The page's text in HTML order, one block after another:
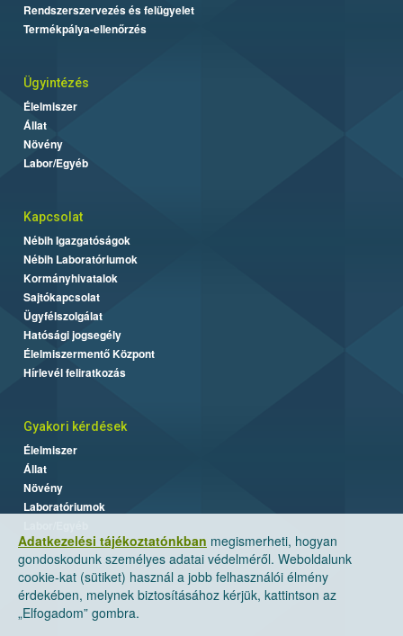
Adatkezelési tájékoztatónkban megismerheti, hogyan
gondoskodunk személyes adatai védelméről. Weboldalunk
cookie-kat (sütiket) használ a jobb felhasználói élmény
érdekében, melynek biztosításához kérjük, kattintson az
„Elfogadom” gombra.
Rendszerszervezés és felügyelet
Termékpálya-ellenőrzés
Ügyintézés
Élelmiszer
Állat
Növény
Labor/Egyéb
Kapcsolat
Nébih Igazgatóságok
Nébih Laboratóriumok
Kormányhivatalok
Sajtókapcsolat
Ügyfélszolgálat
Hatósági jogsegély
Élelmiszermentő Központ
Hírlevél feliratkozás
Gyakori kérdések
Élelmiszer
Állat
Növény
Laboratóriumok